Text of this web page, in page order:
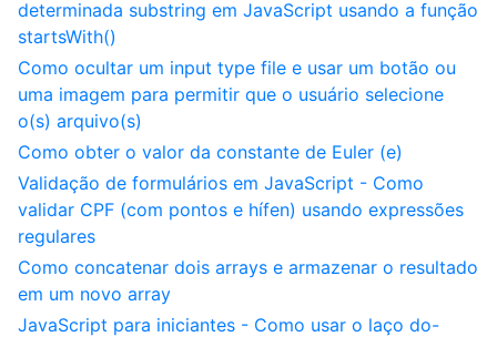
determinada substring em JavaScript usando a função
startsWith()
Como ocultar um input type file e usar um botão ou
uma imagem para permitir que o usuário selecione
o(s) arquivo(s)
Como obter o valor da constante de Euler (e)
Validação de formulários em JavaScript - Como
validar CPF (com pontos e hífen) usando expressões
regulares
Como concatenar dois arrays e armazenar o resultado
em um novo array
JavaScript para iniciantes - Como usar o laço do-